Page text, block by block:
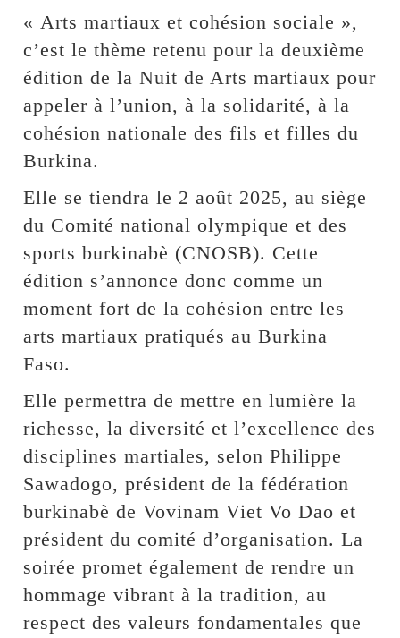
« Arts martiaux et cohésion sociale »,
c’est le thème retenu pour la deuxième
édition de la Nuit de Arts martiaux pour
appeler à l’union, à la solidarité, à la
cohésion nationale des fils et filles du
Burkina.
Elle se tiendra le 2 août 2025, au siège
du Comité national olympique et des
sports burkinabè (CNOSB). Cette
édition s’annonce donc comme un
moment fort de la cohésion entre les
arts martiaux pratiqués au Burkina
Faso.
Elle permettra de mettre en lumière la
richesse, la diversité et l’excellence des
disciplines martiales, selon Philippe
Sawadogo, président de la fédération
burkinabè de Vovinam Viet Vo Dao et
président du comité d’organisation. La
soirée promet également de rendre un
hommage vibrant à la tradition, au
respect des valeurs fondamentales que